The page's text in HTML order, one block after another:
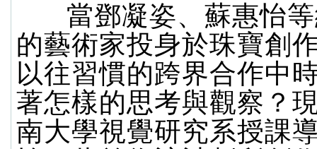
當鄧凝姿、蘇惠怡
的藝術家投身於珠寶創
以往習慣的跨界合作中
著怎樣的思考與觀察？
南大學視覺研究系授課